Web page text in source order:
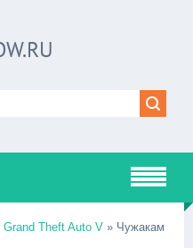
Grand Theft Auto V » Чужакам